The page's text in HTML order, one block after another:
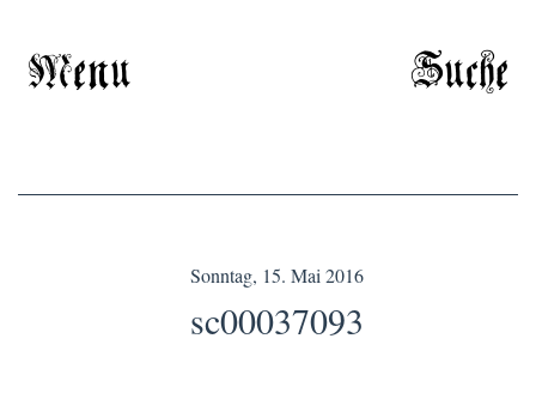
Menu Suche
Sonntag, 15. Mai 2016
sc00037093